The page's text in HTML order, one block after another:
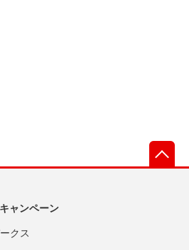
ャンペーン
クス